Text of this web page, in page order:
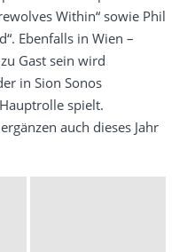
Within“ sowie Phil
Ebenfalls in Wien –
Gast sein wird
in Sion Sonos
spielt.
auch dieses Jahr